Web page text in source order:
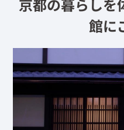
京都の暮らしを
館に